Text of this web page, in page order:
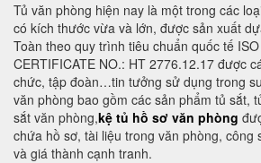
Tủ văn phòng hiện nay là một trong các
có kích thước vừa và lớn, được sản xuất
Toàn theo quy trình tiêu chuẩn quốc tế
CERTIFICATE NO.: HT 2776.12.17 được
chức, tập đoàn…tin tưởng sử dụng trong
văn phòng bao gồm các sản phẩm tủ sắt,
sắt văn phòng,kệ tủ hồ sơ văn phòng
chứa hồ sơ, tài liệu trong văn phòng, công
và giá thành cạnh tranh.